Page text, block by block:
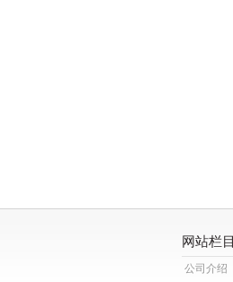
网站栏目
公司介绍